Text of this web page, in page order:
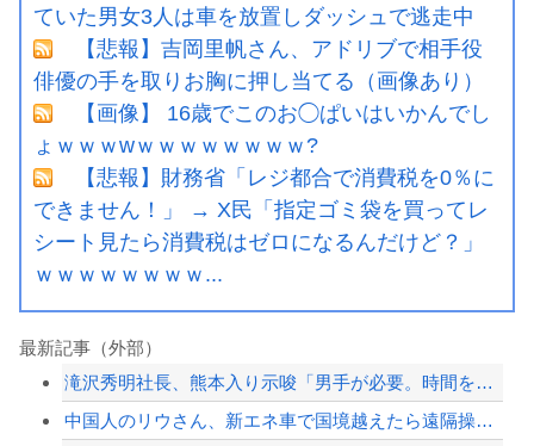
ていた男女3人は車を放置しダッシュで逃走中
【悲報】吉岡里帆さん、アドリブで相手役
俳優の手を取りお胸に押し当てる（画像あり）
【画像】 16歳でこのお◯ぱいはいかんでし
ょｗｗｗwｗｗｗｗｗｗｗｗ?
【悲報】財務省「レジ都合で消費税を0％に
できません！」 → X民「指定ゴミ袋を買ってレ
シート見たら消費税はゼロになるんだけど？」
ｗｗｗｗｗｗｗｗ...
最新記事（外部）
滝沢秀明社長、熊本入り示唆「男手が必要。時間を見つけて行きたい」
中国人のリウさん、新エネ車で国境越えたら遠隔操作で30時間ロックされる！